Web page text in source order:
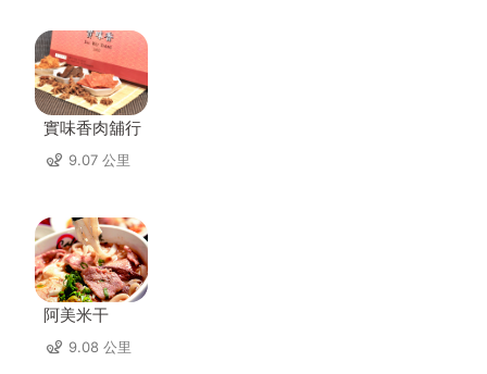
實味香肉舖行
9.07 公里
阿美米干
9.08 公里